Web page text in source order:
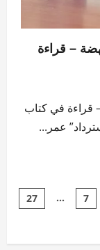
– قراءة
قراءة في كتاب
عمر...
7
…
27